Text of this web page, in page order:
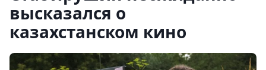
высказался о
казахстанском кино